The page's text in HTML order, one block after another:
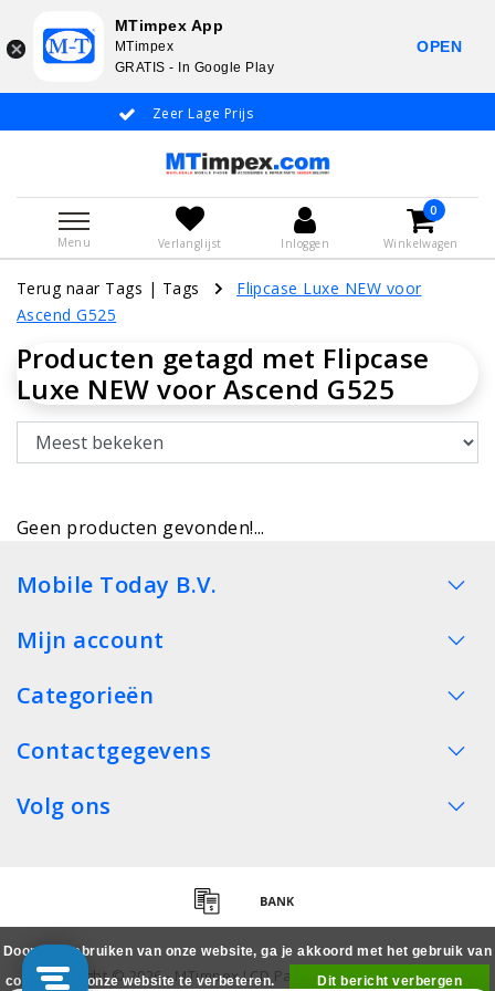
Zeer Lage Prijs
Menu Verlanglijst Inloggen
0
Winkelwagen
Terug naar Tags | Tags
Flipcase Luxe NEW voor
Ascend G525
Producten getagd met Flipcase
Luxe NEW voor Ascend G525
Geen producten gevonden!...
Mobile Today B.V.
Mijn account
Categorieën
Contactgegevens
Volg ons
Copyright © 2026 - MTimpex LCD Parts Cases Groothandel
Door het gebruiken van onze website, ga je akkoord met het gebruik van
cookies om onze website te verbeteren.
Dit bericht verbergen
MTimpex App
MTimpex
GRATIS - In Google Play
OPEN